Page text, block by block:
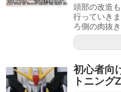
頭部の改造
行っていき
ろ側の肉抜
初心者向
トニン